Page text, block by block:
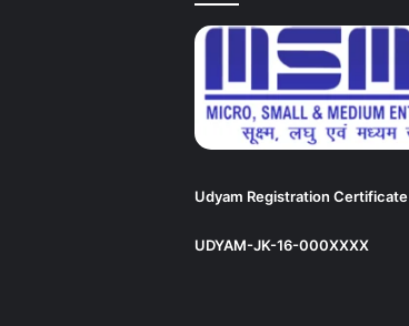
Udyam Registration Certificate
UDYAM-JK-16-000XXXX